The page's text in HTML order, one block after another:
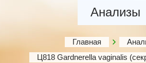
Анализы
Главная
Ц818 Gardnerella vaginalis